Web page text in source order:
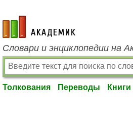
academic.ru
Словари и энциклопедии на
Толкования Переводы Книги